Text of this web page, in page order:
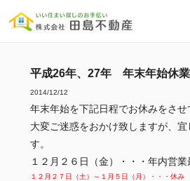
平成26年、27年 年末年始休
2014/12/12
年末年始を下記日程でお休みをさせ
大変ご迷惑をおかけ致しますが、宜
す。
１２月２６日（金）・・・年内営業
１２月２７日（土）～１月５日（月）・・・休み